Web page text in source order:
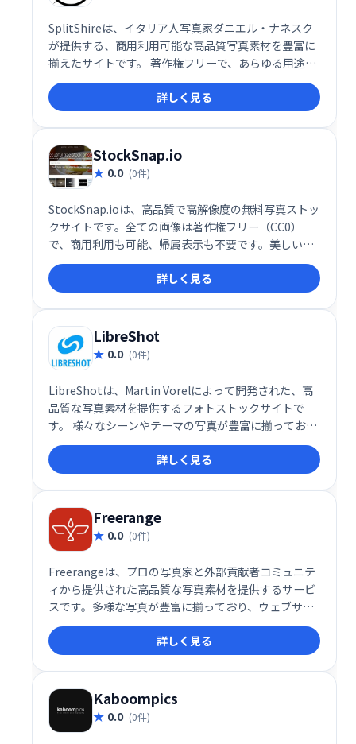
SplitShireは、イタリア人写真家ダニエル・ナネスク
が提供する、商用利用可能な高品質写真素材を豊富に
揃えたサイトです。 著作権フリーで、あらゆる用途に
ご利用いただけます。 Webサイト、広告、印刷物な
ど、様々な場面で手軽に美しい写真を活用できます。
詳しく見る
StockSnap.io
0.0 (0件)
StockSnap.ioは、高品質で高解像度の無料写真ストッ
クサイトです。全ての画像は著作権フリー（CC0）
で、商用利用も可能、帰属表示も不要です。美しい写
真を探しているなら、StockSnap.ioがおすすめです。
詳しく見る
LibreShot
0.0 (0件)
LibreShotは、Martin Vorelによって開発された、高
品質な写真素材を提供するフォトストックサイトで
す。 様々なシーンやテーマの写真が豊富に揃ってお
り、個人利用から商用利用まで幅広く活用できます。
クリエイティブな制作をサポートする、頼れる写真素
材の宝庫です。
詳しく見る
Freerange
0.0 (0件)
Freerangeは、プロの写真家と外部貢献者コミュニテ
ィから提供された高品質な写真素材を提供するサービ
スです。多様な写真が豊富に揃っており、ウェブサイ
トや各種媒体で自由に使用できます。
詳しく見る
Kaboompics
0.0 (0件)